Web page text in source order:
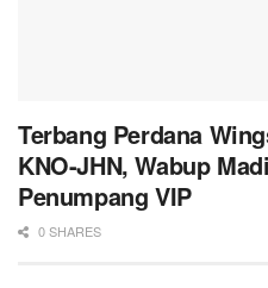
Terbang Perdana
KNO-JHN, Wabup
Penumpang VIP
0 SHARES